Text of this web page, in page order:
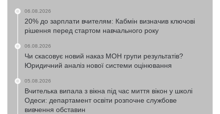
06.08.2026
20% до зарплати вчителям: Кабмін визначив ключові
рішення перед стартом навчального року
06.08.2026
Чи скасовує новий наказ МОН групи результатів?
Юридичний аналіз нової системи оцінювання
05.08.2026
Вчителька випала з вікна під час миття вікон у школі
Одеси: департамент освіти розпочне службове
вивчення обставин